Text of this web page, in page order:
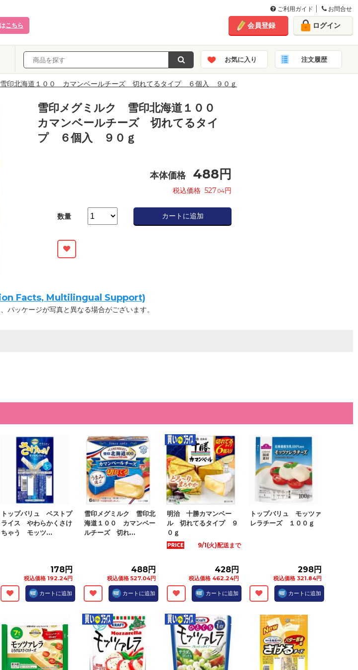
ご利用ガイド お問合せ
こちら 会員登録 ログイン
お気に入り 注文履歴
印北海道１００ カマンベールチーズ 切れてるタイプ ６個入 ９０ｇ
雪印メグミルク 雪印北海道１００
カマンベールチーズ 切れてるタイ
プ ６個入 ９０ｇ
本体価格 488 円
税込価格 527.04円
数量 カートに追加
Facts, Multilingual Support)
ッケージが写真と異なる場合がございます。
トップバリュ ベストプ
ライス やわらかくさけ
ちゃう モッツ...
178円
税込価格 192.24円
カートに追加
雪印メグミルク 雪印北
海道１００ カマンベー
ルチーズ 切れ...
488円
税込価格 527.04円
カートに追加
明治 十勝カマンベー
ル 切れてるタイプ ９
０ｇ
9/1(火)配送まで
428円
税込価格 462.24円
カートに追加
トップバリュ モッツァ
レラチーズ １００ｇ
298円
税込価格 321.84円
カートに追加